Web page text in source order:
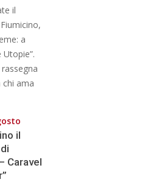
il
a
Utopie”.
chi ama
il
Caravel